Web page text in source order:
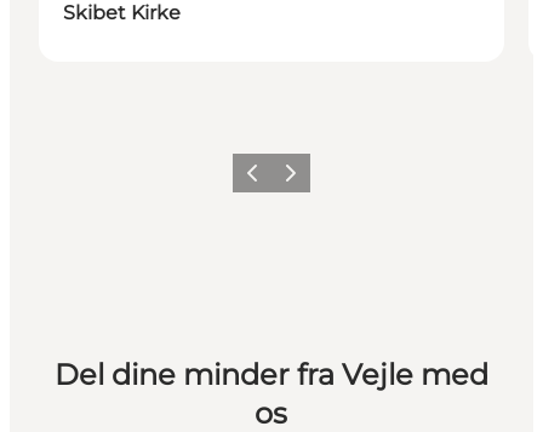
Skibet Kirke
ForrigeNæste
Del dine minder fra Vejle med
os